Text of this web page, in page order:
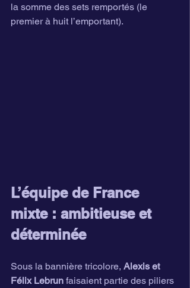
la somme des sets remportés (le
premier à huit l’emportant).
L’équipe de France
mixte : ambitieuse et
déterminée
Sous la bannière tricolore, Alexis et
Félix Lebrun faisaient partie des piliers